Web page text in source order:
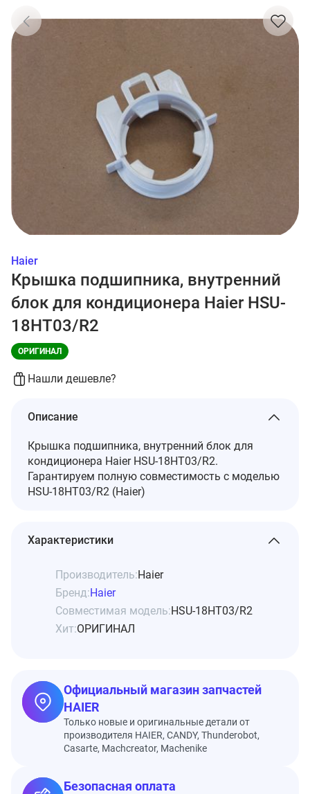
Haier
Крышка подшипника, внутренний
блок для кондиционера Haier HSU-
18HT03/R2
ОРИГИНАЛ
Нашли дешевле?
Описание
Крышка подшипника, внутренний блок для
кондиционера Haier HSU-18HT03/R2.
Гарантируем полную совместимость с моделью
HSU-18HT03/R2 (Haier)
Характеристики
Производитель:Haier
Бренд:Haier
Совместимая модель:HSU-18HT03/R2
Хит:ОРИГИНАЛ
Официальный магазин запчастей
HAIER
Только новые и оригинальные детали от
производителя HAIER, CANDY, Thunderobot,
Casarte, Machcreator, Machenike
Безопасная оплата